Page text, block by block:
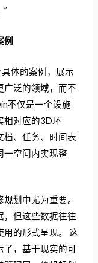
”
例
体的案例，展示
广泛的领域，而不
不仅是一个设施
相对应的3D环
档、任务、时间表
一空间内实现整
划中尤为重要。
，但这些数据往往
用的形式呈现。 这
了，基于现实的可